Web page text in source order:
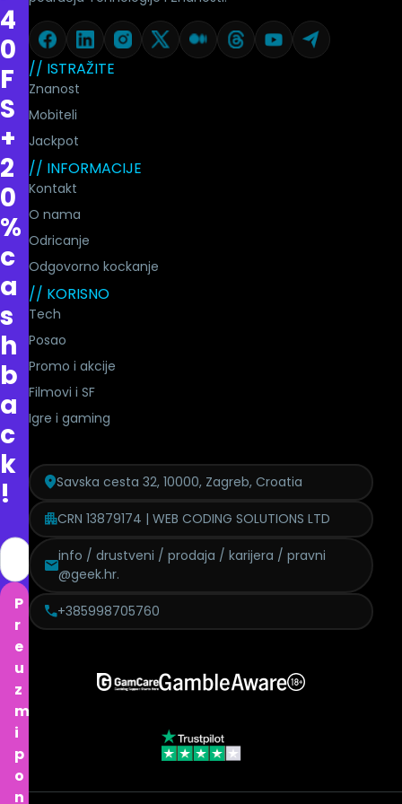
4
0
F
S
+
2
0
%
c
a
s
h
b
a
c
k
!
P
r
e
u
z
m
i
p
o
n
// ISTRAŽITE
Znanost
Mobiteli
Jackpot
// INFORMACIJE
Kontakt
O nama
Odricanje
Odgovorno kockanje
// KORISNO
Tech
Posao
Promo i akcije
Filmovi i SF
Igre i gaming
Savska cesta 32, 10000, Zagreb, Croatia
CRN 13879174 | WEB CODING SOLUTIONS LTD
info / drustveni / prodaja / karijera / pravni
@geek.hr.
+385998705760